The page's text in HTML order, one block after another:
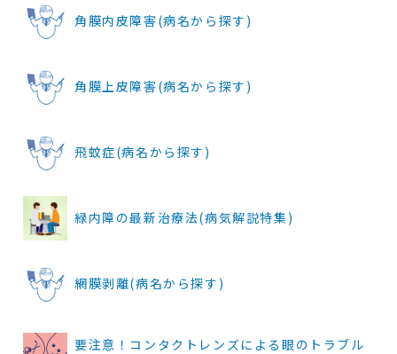
角膜内皮障害(病名から探す)
角膜上皮障害(病名から探す)
飛蚊症(病名から探す)
緑内障の最新治療法(病気解説特集)
網膜剥離(病名から探す)
要注意！コンタクトレンズによる眼のトラブル